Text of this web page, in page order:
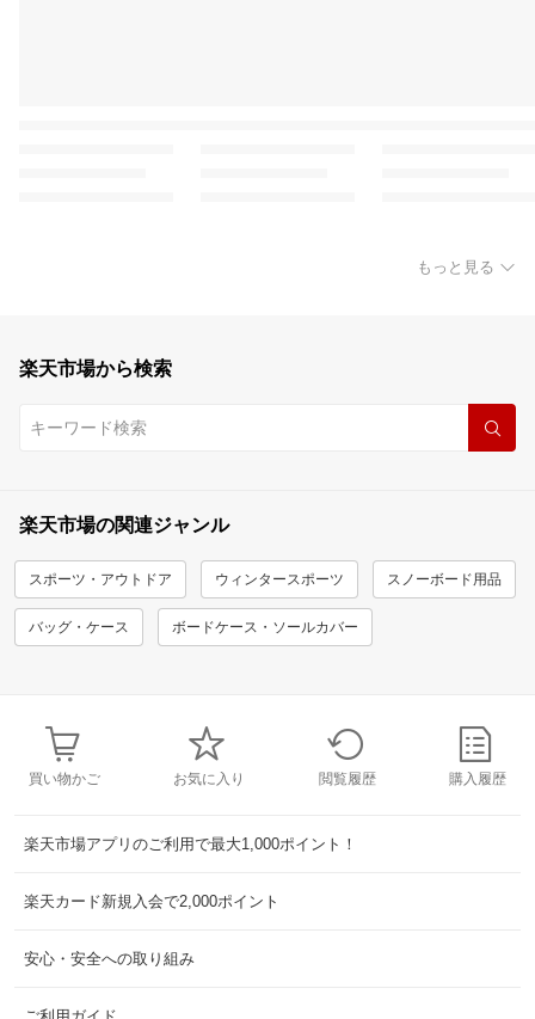
もっと見る
楽天市場から検索
楽天市場の関連ジャンル
スポーツ・アウトドア ウィンタースポーツ スノーボード用品
バッグ・ケース ボードケース・ソールカバー
買い物かご お気に入り 閲覧履歴 購入履歴
楽天市場アプリのご利用で最大1,000ポイント！
楽天カード新規入会で2,000ポイント
安心・安全への取り組み